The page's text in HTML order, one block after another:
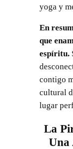
yoga y
En
que
espíritu.
contigo
cultural
lugar
La
Una